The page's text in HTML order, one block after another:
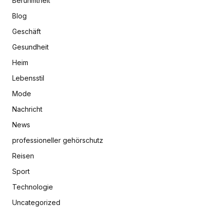
Blog
Geschäft
Gesundheit
Heim
Lebensstil
Mode
Nachricht
News
professioneller gehörschutz
Reisen
Sport
Technologie
Uncategorized